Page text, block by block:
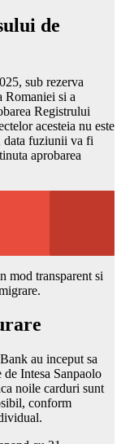
de
sub rezerva
Romaniei si a
Registrului
acesteia nu este
data fuziunii va fi
aprobarea
mod transparent si
au inceput sa
Intesa Sanpaolo
noile carduri sunt
conform